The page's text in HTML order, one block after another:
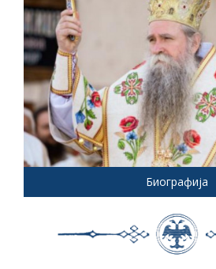
Биографија